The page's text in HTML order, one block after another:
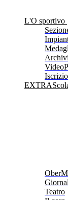
L'O sportivo
Teatro